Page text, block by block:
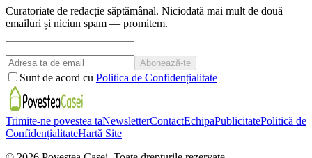
Curatoriate de redacție săptămânal. Niciodată mai mult de două
emailuri și niciun spam — promitem.
Abonează-te
Sunt de acord cu Politica de Confidențialitate
Trimite-ne povestea taNewsletterContactEchipaPublicitatePolitică de
ConfidențialitateHartă Site